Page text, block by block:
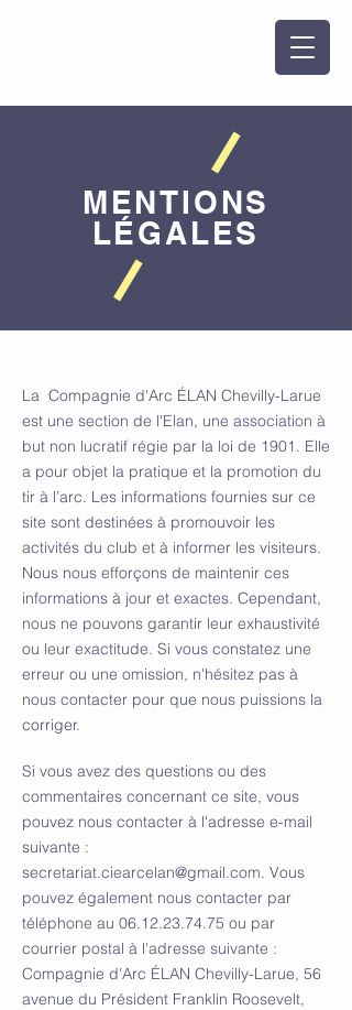
MENTIONS
LÉGALES
La Compagnie d'Arc ÉLAN Chevilly-Larue
est une section de l'Elan, une association à
but non lucratif régie par la loi de 1901. Elle
a pour objet la pratique et la promotion du
tir à l’arc. Les informations fournies sur ce
site sont destinées à promouvoir les
activités du club et à informer les visiteurs.
Nous nous efforçons de maintenir ces
informations à jour et exactes. Cependant,
nous ne pouvons garantir leur exhaustivité
ou leur exactitude. Si vous constatez une
erreur ou une omission, n'hésitez pas à
nous contacter pour que nous puissions la
corriger.
Si vous avez des questions ou des
commentaires concernant ce site, vous
pouvez nous contacter à l'adresse e-mail
suivante :
secretariat.ciearcelan@gmail.com. Vous
pouvez également nous contacter par
téléphone au 06.12.23.74.75 ou par
courrier postal à l'adresse suivante :
Compagnie d'Arc ÉLAN Chevilly-Larue, 56
avenue du Président Franklin Roosevelt,